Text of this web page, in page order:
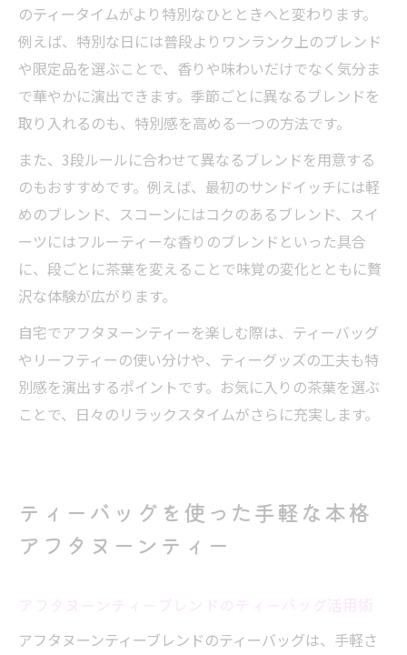
のティータイムがより特別なひとときへと変わります。
例えば、特別な日には普段よりワンランク上のブレンド
や限定品を選ぶことで、香りや味わいだけでなく気分ま
で華やかに演出できます。季節ごとに異なるブレンドを
取り入れるのも、特別感を高める一つの方法です。
また、3段ルールに合わせて異なるブレンドを用意する
のもおすすめです。例えば、最初のサンドイッチには軽
めのブレンド、スコーンにはコクのあるブレンド、スイ
ーツにはフルーティーな香りのブレンドといった具合
に、段ごとに茶葉を変えることで味覚の変化とともに贅
沢な体験が広がります。
自宅でアフタヌーンティーを楽しむ際は、ティーバッグ
やリーフティーの使い分けや、ティーグッズの工夫も特
別感を演出するポイントです。お気に入りの茶葉を選ぶ
ことで、日々のリラックスタイムがさらに充実します。
ティーバッグを使った手軽な本格
アフタヌーンティー
アフタヌーンティーブレンドのティーバッグは、手軽さ